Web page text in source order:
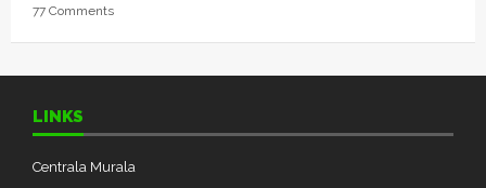
77 Comments
LINKS
Centrala Murala